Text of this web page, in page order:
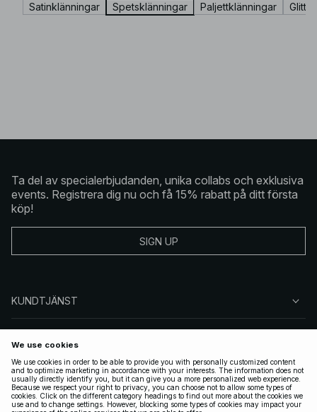
Satinklänningar Spetsklänningar Paljettklänningar
Ta del av specialerbjudanden, unika collabs och exklusiva
events. Registrera dig nu och få 15% rabatt på ditt första
köp!
SIGN UP
KUNDTJÄNST
FÖLJ OSS
JURIDISKT